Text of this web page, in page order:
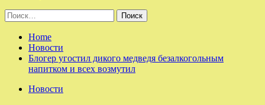
Найти:
Home
Новости
Блогер угостил дикого медведя безалкогольным
напитком и всех возмутил
Новости